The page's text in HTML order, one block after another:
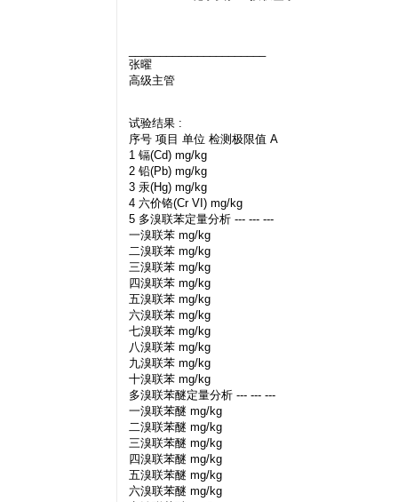
张曜
高级主管
试验结果 :
序号 项目 单位 检测极限值 A
1 镉(Cd) mg/kg
2 铅(Pb) mg/kg
3 汞(Hg) mg/kg
4 六价铬(Cr VI) mg/kg
5 多溴联苯定量分析 --- --- ---
一溴联苯 mg/kg
二溴联苯 mg/kg
三溴联苯 mg/kg
四溴联苯 mg/kg
五溴联苯 mg/kg
六溴联苯 mg/kg
七溴联苯 mg/kg
八溴联苯 mg/kg
九溴联苯 mg/kg
十溴联苯 mg/kg
多溴联苯醚定量分析 --- --- ---
一溴联苯醚 mg/kg
二溴联苯醚 mg/kg
三溴联苯醚 mg/kg
四溴联苯醚 mg/kg
五溴联苯醚 mg/kg
六溴联苯醚 mg/kg